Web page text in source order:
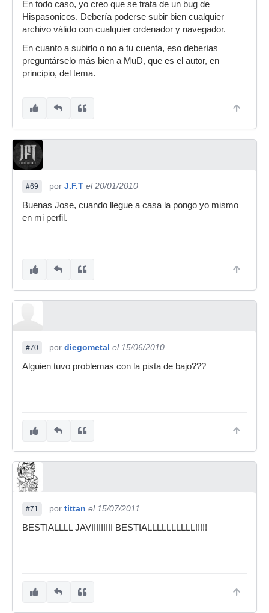
En todo caso, yo creo que se trata de un bug de
Hispasonicos. Debería poderse subir bien cualquier
archivo válido con cualquier ordenador y navegador.
En cuanto a subirlo o no a tu cuenta, eso deberías
preguntárselo más bien a MuD, que es el autor, en
principio, del tema.
#69 por J.F.T el 20/01/2010
Buenas Jose, cuando llegue a casa la pongo yo mismo
en mi perfil.
#70 por diegometal el 15/06/2010
Alguien tuvo problemas con la pista de bajo???
#71 por tittan el 15/07/2011
BESTIALLLL JAVIIIIIIIII BESTIALLLLLLLLLL!!!!!